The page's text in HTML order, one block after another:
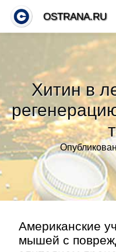
Хитин в
Американские
мышей с
OSTRANA.RU
Тренды новостей »
Рубрики»
Правила
Контакт»